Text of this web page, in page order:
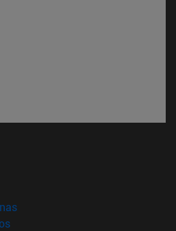
ventana)
(abre en nueva ventana)
(abre en nueva ventana)